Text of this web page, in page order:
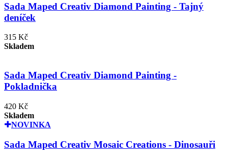
Sada Maped Creativ Diamond Painting - Tajný
deníček
315 Kč
Skladem
Sada Maped Creativ Diamond Painting -
Pokladnička
420 Kč
Skladem
NOVINKA
Sada Maped Creativ Mosaic Creations - Dinosauři